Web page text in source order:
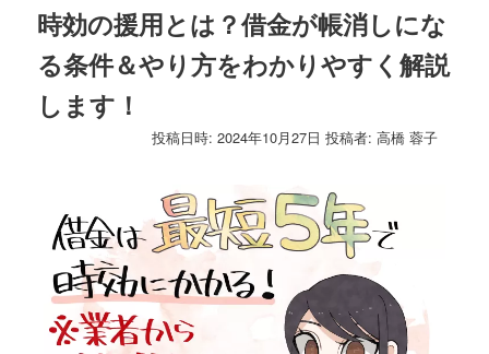
ナ
ビ
ゲ
シ
時効の援用とは？借金が帳消しにな
る条件＆やり方をわかりやすく解説
します！
投稿日時:2024年10月27日 投稿者:高橋 蓉子